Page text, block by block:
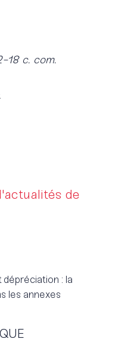
18 c. com.
de
dépréciation : la
les annexes